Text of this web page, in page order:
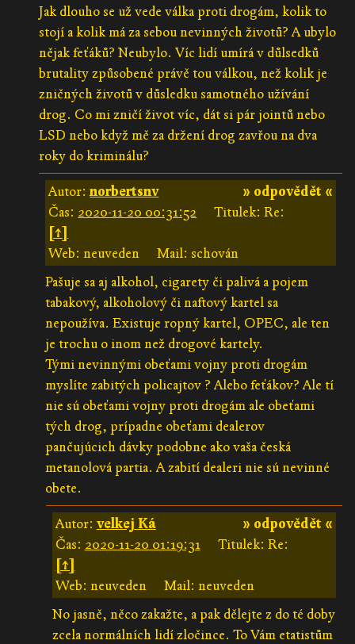
Jak dlouho se už vede válka proti drogám, kolik to
stojí a kolik má za sebou nevinných životů? A ubylo
nějak feťáků? Neubylo. Víc lidí umírá v důlsedků
brutality způsobené právě tou válkou, než kolik je
zničných životů v důsledku samotného užívání
drog. Co mi zničí život víc, dát si pár jointů nebo
LSD nebo když mě za držení drog zavřou na dva
roky do kriminálu?
» odpovědět «
Autor:norbertsnv
Čas: 2020-11-20 00:31:52
Titulek: Re:
[↑]
Web: neuveden
Mail: schován
Pašuje sa aj alkohol, cigarety či palivá a pojem
tabakový, alkoholový či naftový kartel sa
nepoužíva. Existuje ropný kartel, OPEC, ale ten
je trochu o inom než drogové kartely.
Tými nevinnými obeťami vojny proti drogám
myslíte zabitých policajtov ? Alebo feťákov? Ale tí
nie sú obeťami vojny proti drogám ale obeťami
tých drog, prípadne obeťami dealerov
pančujúcich dávky podobne ako vaša česká
metanolová partia. A zabití dealeri nie sú nevinné
obete.
» odpovědět «
Autor: velkej Ká
Čas: 2020-11-20 01:19:31
Titulek: Re:
[↑]
Web: neuveden
Mail: neuveden
No jasně, něco zakažte, a pak dělejte z do té doby
zcela normálních lidí zločince. To Vám etatistům